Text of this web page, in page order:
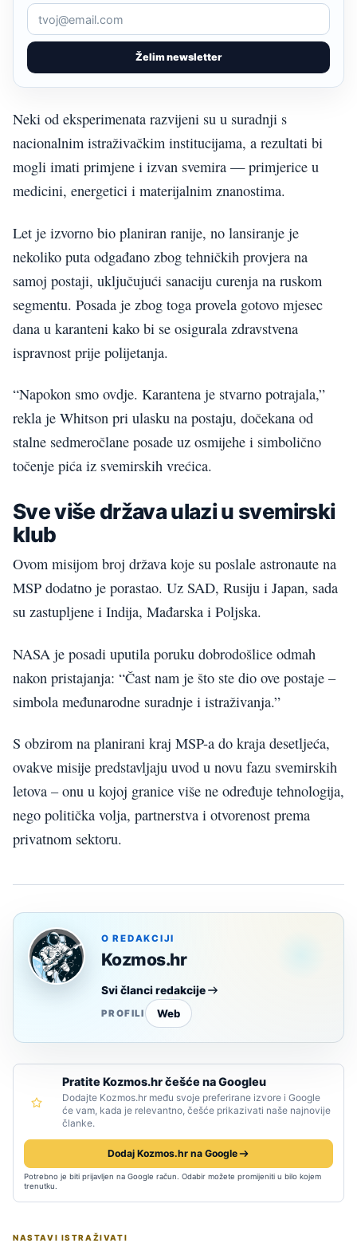
Želim newsletter
Neki od eksperimenata razvijeni su u suradnji s
nacionalnim istraživačkim institucijama, a rezultati bi
mogli imati primjene i izvan svemira — primjerice u
medicini, energetici i materijalnim znanostima.
Let je izvorno bio planiran ranije, no lansiranje je
nekoliko puta odgađano zbog tehničkih provjera na
samoj postaji, uključujući sanaciju curenja na ruskom
segmentu. Posada je zbog toga provela gotovo mjesec
dana u karanteni kako bi se osigurala zdravstvena
ispravnost prije polijetanja.
“Napokon smo ovdje. Karantena je stvarno potrajala,”
rekla je Whitson pri ulasku na postaju, dočekana od
stalne sedmeročlane posade uz osmijehe i simbolično
točenje pića iz svemirskih vrećica.
Sve više država ulazi u svemirski
klub
Ovom misijom broj država koje su poslale astronaute na
MSP dodatno je porastao. Uz SAD, Rusiju i Japan, sada
su zastupljene i Indija, Mađarska i Poljska.
NASA je posadi uputila poruku dobrodošlice odmah
nakon pristajanja: “Čast nam je što ste dio ove postaje –
simbola međunarodne suradnje i istraživanja.”
S obzirom na planirani kraj MSP-a do kraja desetljeća,
ovakve misije predstavljaju uvod u novu fazu svemirskih
letova – onu u kojoj granice više ne određuje tehnologija,
nego politička volja, partnerstva i otvorenost prema
privatnom sektoru.
O REDAKCIJI
Kozmos.hr
Svi članci redakcije
PROFILI Web
Pratite Kozmos.hr češće na Googleu
Dodajte Kozmos.hr među svoje preferirane izvore i Google
će vam, kada je relevantno, češće prikazivati naše najnovije
članke.
Dodaj Kozmos.hr na Google
Potrebno je biti prijavljen na Google račun. Odabir možete promijeniti u bilo kojem
trenutku.
NASTAVI ISTRAŽIVATI